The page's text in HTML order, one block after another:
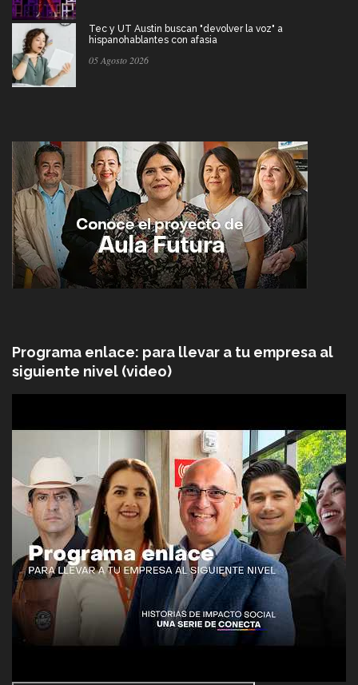
Tec y UT Austin buscan "devolver la voz" a
hispanohablantes con afasia
05 Agosto 2026
Programa enlace: para llevar a tu empresa al
siguiente nivel (video)